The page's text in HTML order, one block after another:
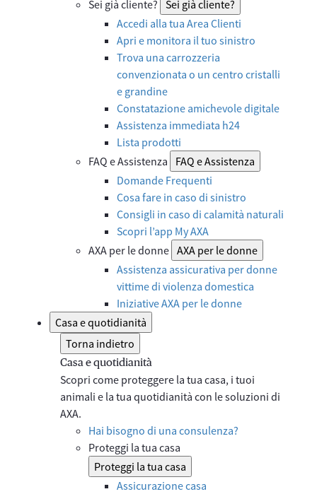
Sei già cliente? Sei già cliente?
Accedi alla tua Area Clienti
Apri e monitora il tuo sinistro
Trova una carrozzeria
convenzionata o un centro cristalli
e grandine
Constatazione amichevole digitale
Assistenza immediata h24
Lista prodotti
FAQ e Assistenza
FAQ e Assistenza
Domande Frequenti
Cosa fare in caso di sinistro
Consigli in caso di calamità naturali
Scopri l’app My AXA
AXA per le donne AXA per le donne
Assistenza assicurativa per donne
vittime di violenza domestica
Iniziative AXA per le donne
Casa e quotidianità
Torna indietro
Casa e quotidianità
Scopri come proteggere la tua casa, i tuoi
animali e la tua quotidianità con le soluzioni di
AXA.
Hai bisogno di una consulenza?
Proteggi la tua casa
Proteggi la tua casa
Assicurazione casa